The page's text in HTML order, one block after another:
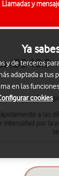
Llamadas y
iOS 10.0
por la
Ya
y de terceros
adaptada a tus
en las
cookies